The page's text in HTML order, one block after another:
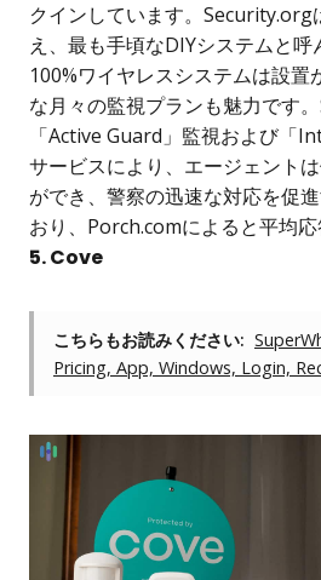
クインしています。Security.org
え、最も手頃なDIYシステムと
100%ワイヤレスシステムは設置
な月々の監視プランも魅力です
「Active Guard」監視および「
サービスにより、エージェント
ができ、警察の迅速な対応を促
おり、Porch.comによると平均応
5. Cove
こちらもお読みください:
Pricing, App, Windows, Login,